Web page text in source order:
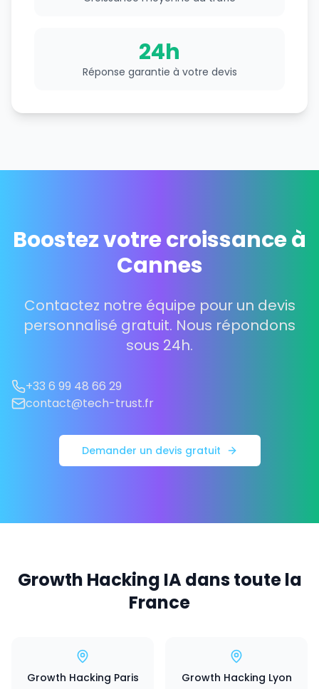
24h
Réponse garantie à votre devis
Boostez votre croissance à
Cannes
Contactez notre équipe pour un devis
personnalisé gratuit. Nous répondons
sous 24h.
+33 6 99 48 66 29
contact@tech-trust.fr
Demander un devis gratuit
Growth Hacking IA dans toute la
France
Growth Hacking Paris Growth Hacking Lyon